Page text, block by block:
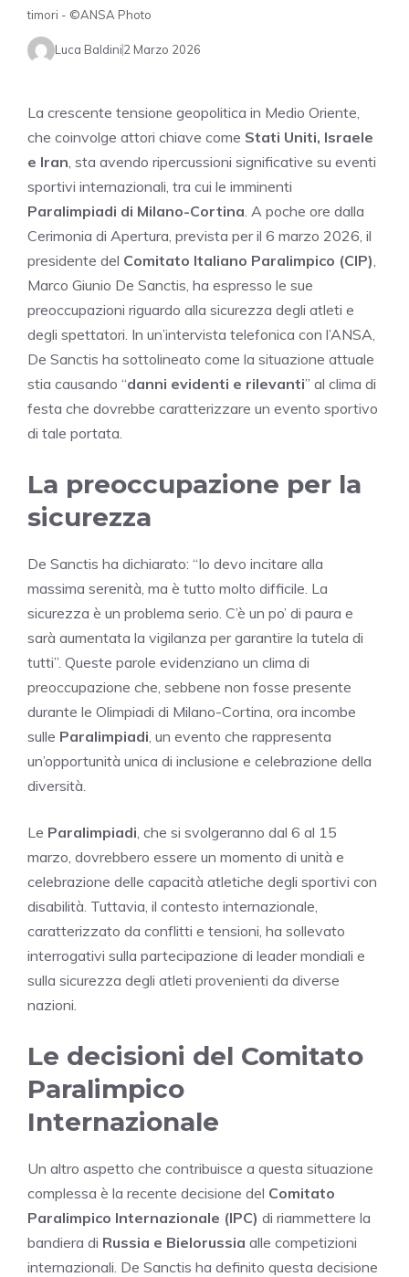
timori - ©ANSA Photo
Luca Baldini2 Marzo 2026
La crescente tensione geopolitica in Medio Oriente,
che coinvolge attori chiave come Stati Uniti, Israele
e Iran , sta avendo ripercussioni significative su eventi
sportivi internazionali, tra cui le imminenti
Paralimpiadi di Milano-Cortina . A poche ore dalla
Cerimonia di Apertura, prevista per il 6 marzo 2026, il
presidente del Comitato Italiano Paralimpico (CIP)
Marco Giunio De Sanctis, ha espresso le sue
preoccupazioni riguardo alla sicurezza degli atleti e
degli spettatori. In un’intervista telefonica con l’ANSA,
De Sanctis ha sottolineato come la situazione attuale
stia causando “danni evidenti e rilevanti” al clima di
festa che dovrebbe caratterizzare un evento sportivo
di tale portata.
La preoccupazione per la
sicurezza
De Sanctis ha dichiarato: “Io devo incitare alla
massima serenità, ma è tutto molto difficile. La
sicurezza è un problema serio. C’è un po’ di paura e
sarà aumentata la vigilanza per garantire la tutela di
tutti”. Queste parole evidenziano un clima di
preoccupazione che, sebbene non fosse presente
durante le Olimpiadi di Milano-Cortina, ora incombe
sulle Paralimpiadi , un evento che rappresenta
un’opportunità unica di inclusione e celebrazione della
diversità.
Le Paralimpiadi , che si svolgeranno dal 6 al 15
marzo, dovrebbero essere un momento di unità e
celebrazione delle capacità atletiche degli sportivi con
disabilità. Tuttavia, il contesto internazionale,
caratterizzato da conflitti e tensioni, ha sollevato
interrogativi sulla partecipazione di leader mondiali e
sulla sicurezza degli atleti provenienti da diverse
nazioni.
Le decisioni del Comitato
Paralimpico
Internazionale
Un altro aspetto che contribuisce a questa situazione
complessa è la recente decisione del Comitato
Paralimpico Internazionale (IPC) di riammettere la
bandiera di Russia e Bielorussia alle competizioni
internazionali. De Sanctis ha definito questa decisione